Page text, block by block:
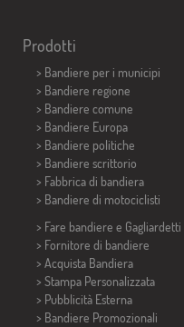
Prodotti
> Bandiere per i municipi
> Bandiere regione
> Bandiere comune
> Bandiere Europa
> Bandiere politiche
> Bandiere scrittorio
> Fabbrica di bandiera
> Bandiere di motociclisti
> Fare bandiere e Gagliardetti
> Fornitore di bandiere
> Acquista Bandiera
> Stampa Personalizzata
> Pubblicità Esterna
> Bandiere Promozionali